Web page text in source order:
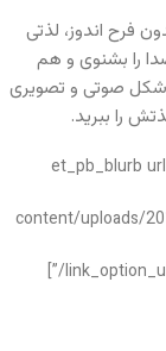
فرح اندوز، لذتی
را بشنوی و هم
شکل صوتی و تصویری
را ببرید.
[/
content/uploads/